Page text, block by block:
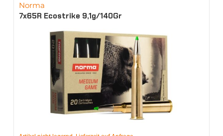
Norma
7x65R Ecostrike 9,1g/140Gr